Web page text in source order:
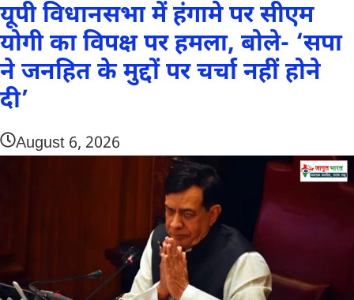
यूपी विधानसभा में हंगामे पर सीएम
योगी का विपक्ष पर हमला, बोले- ‘सपा
ने जनहित के मुद्दों पर चर्चा नहीं होने
दी’
August 6, 2026